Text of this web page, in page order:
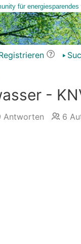
-
Antworten 6